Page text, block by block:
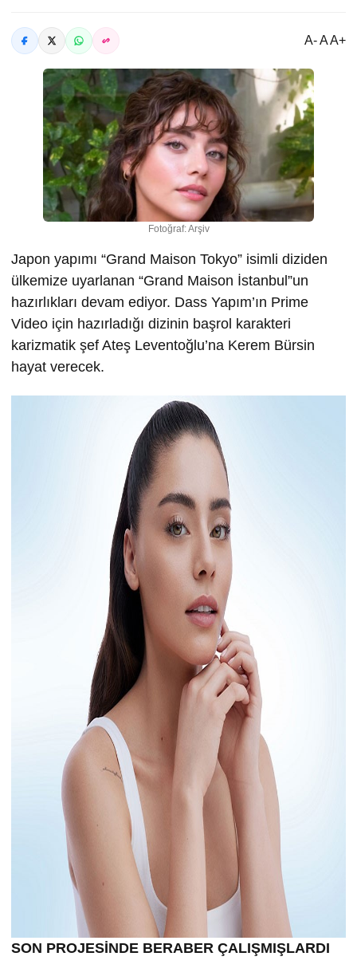
A- A A+
Fotoğraf: Arşiv
Japon yapımı “Grand Maison Tokyo” isimli diziden
ülkemize uyarlanan “Grand Maison İstanbul”un
hazırlıkları devam ediyor. Dass Yapım’ın Prime
Video için hazırladığı dizinin başrol karakteri
karizmatik şef Ateş Leventoğlu’na Kerem Bürsin
hayat verecek.
SON PROJESİNDE BERABER ÇALIŞMIŞLARDI